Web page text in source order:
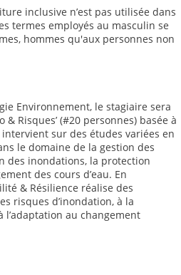
inclusive n’est pas utilisée dans
termes employés au masculin se
hommes qu'aux personnes non
Environnement, le stagiaire sera
& Risques’ (#20 personnes) basée à
sur des études variées en
le domaine de la gestion des
des inondations, la protection
des cours d’eau. En
& Résilience réalise des
risques d’inondation, à la
au changement